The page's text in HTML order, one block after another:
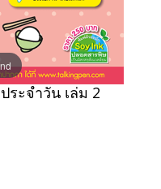
ะจำวัน เล่ม 2